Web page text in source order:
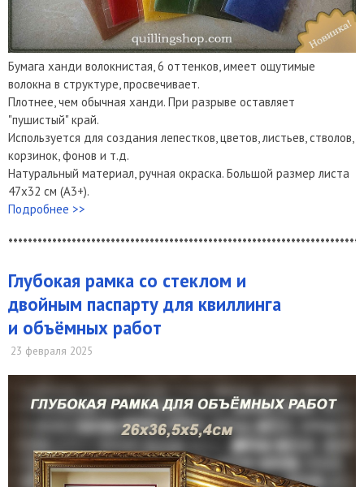
Бумага ханди волокнистая, 6 оттенков, имеет ощутимые
волокна в структуре, просвечивает.
Плотнее, чем обычная ханди. При разрыве оставляет
"пушистый" край.
Используется для создания лепестков, цветов, листьев, стволов,
корзинок, фонов и т.д.
Натуральный материал, ручная окраска. Большой размер листа
47х32 см (А3+).
Подробнее >>
Глубокая рамка со стеклом и
двойным паспарту для квиллинга
и объёмных работ
23 февраля 2025